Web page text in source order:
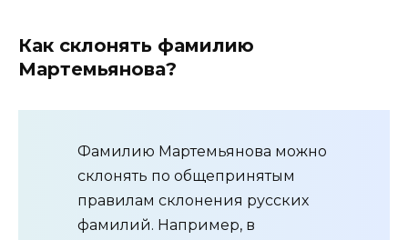
Как склонять фамилию
Мартемьянова?
Фамилию Мартемьянова можно
склонять по общепринятым
правилам склонения русских
фамилий. Например, в